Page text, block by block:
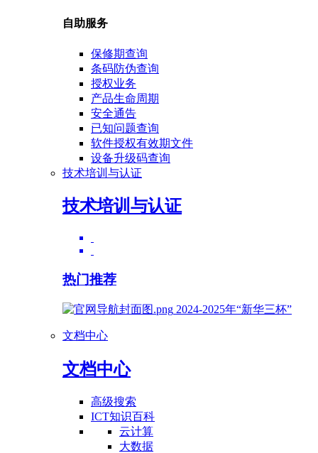
自助服务
保修期查询
条码防伪查询
授权业务
产品生命周期
安全通告
已知问题查询
软件授权有效期文件
设备升级码查询
技术培训与认证
技术培训与认证
热门推荐
2024-2025年“新华三杯”
文档中心
文档中心
高级搜索
ICT知识百科
云计算
大数据